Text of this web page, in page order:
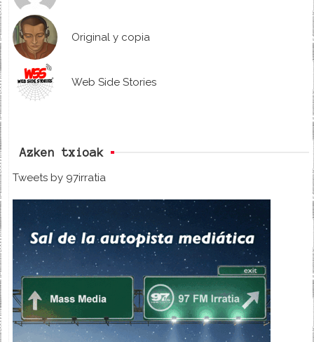
Original y copia
Web Side Stories
Azken txioak
Tweets by 97irratia